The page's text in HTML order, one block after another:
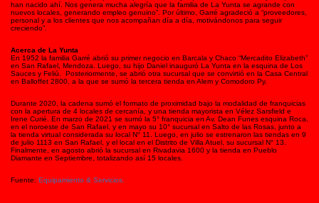
han nacido ahí. Nos genera mucha alegría que la familia de La Yunta se agrande con
nuevos locales, generando empleo genuino”. Por último, Garré agradeció a “proveedores,
personal y a los clientes que nos acompañan día a día, motivándonos para seguir
creciendo”.
Acerca de La Yunta
En 1952 la familia Garré abrió su primer negocio en Barcala y Chaco “Mercadito Elizabeth”
en San Rafael, Mendoza. Luego, su hijo Daniel inauguró La Yunta en la esquina de Los
Sauces y Feliú. Posteriormente, se abrió otra sucursal que se convirtió en la Casa Central
en Balloffet 2800, a la que se sumó la tercera tienda en Alem y Comodoro Py.
Durante 2020, la cadena sumó el formato de proximidad bajo la modalidad de franquicias
con la apertura de 4 locales de cercanía, y una tienda mayorista en Vélez Sarsfield e
Irene Curié. En marzo de 2021 se sumó la 5° franquicia en Av. Dean Funes esquina Roca,
en el noroeste de San Rafael, y en mayo su 10° sucursal en Salto de las Rosas, junto a
la tienda virtual considerada su local N° 11. Luego, en julio se estrenaron las tiendas en 9
de julio 1113 en San Rafael, y el local en el Distrito de Villa Atuel, su sucursal N° 13.
Finalmente, en agosto abrió la sucursal en Rivadavia 1600 y la tienda en Pueblo
Diamante en Septiembre, totalizando así 15 locales.
Fuente: Equipamiento & Servicios.